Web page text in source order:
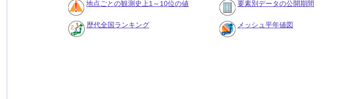
地点ごとの観測史上1～10位の値 要素別データの公開期間
歴代全国ランキング メッシュ平年値図